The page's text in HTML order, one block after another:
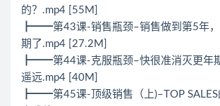
的？.mp4 [55M]
┣━━第43课-销售瓶颈–销售做到第5年，
期了.mp4 [27.2M]
┣━━第44课-克服瓶颈–快很准消灭更年
遥远.mp4 [40M]
┣━━第45课-顶级销售（上)–TOP SALES